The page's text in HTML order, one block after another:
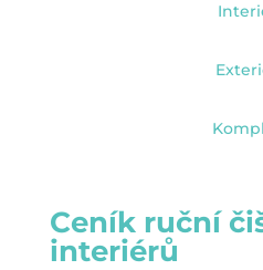
Ceník ruční
interiérů